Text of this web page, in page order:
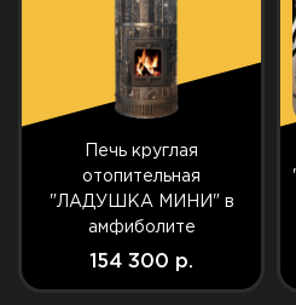
Печь круглая
отопительная
"ЛАДУШКА МИНИ" в
амфиболите
154 300 р.